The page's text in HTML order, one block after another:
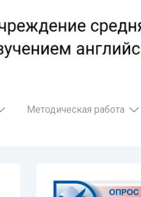
Методическая работа